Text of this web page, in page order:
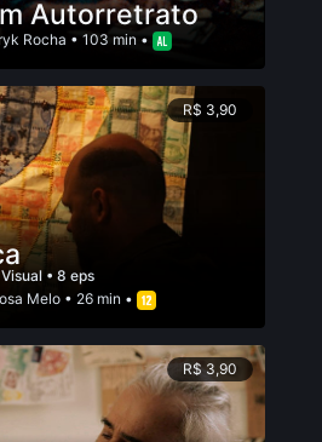
Autorretrato
Rocha • 103 min •
R$ 3,90
• 8 eps
Melo • 26 min •
R$ 3,90